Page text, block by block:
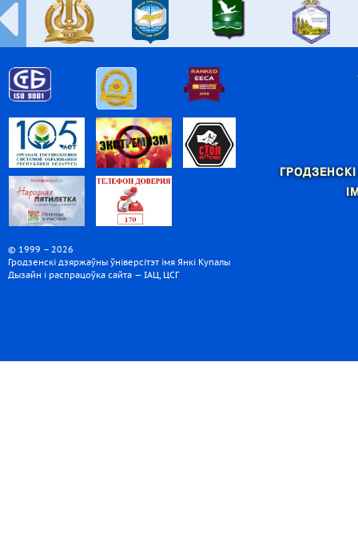
© 1999 – 2026
Гродзенскі дзяржаўны ўніверсітэт імя Янкі Купалы
Дызайн і распрацоўка сайта — ІАЦ, ЦСГ